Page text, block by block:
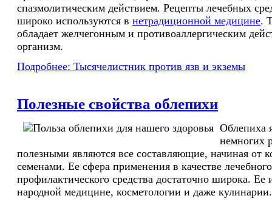
спазмолитическим действием. Рецепты лечебных
широко используются в нетрадиционной медицине.
обладает желчегонным и противоаллергическим
организм.
Подробнее: Тысячелистник против язв и экземы
Полезные свойства облепихи
Облепиха
немногих
полезными являются все составляющие, начиная от
семенами. Ее сфера применения в качестве
профилактического средства достаточно широка. Ее
народной медицине, косметологии и даже кулинарии.